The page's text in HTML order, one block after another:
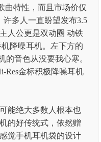
曲特性，而且市场价仅
许多人一直盼望发布3.5
人公更是双动圈 动铁
降噪耳机。左下方的
的音色从没要我心寒。
能绝大多数人根本也
的好传统式，依然赠
觉手机耳机袋的设计